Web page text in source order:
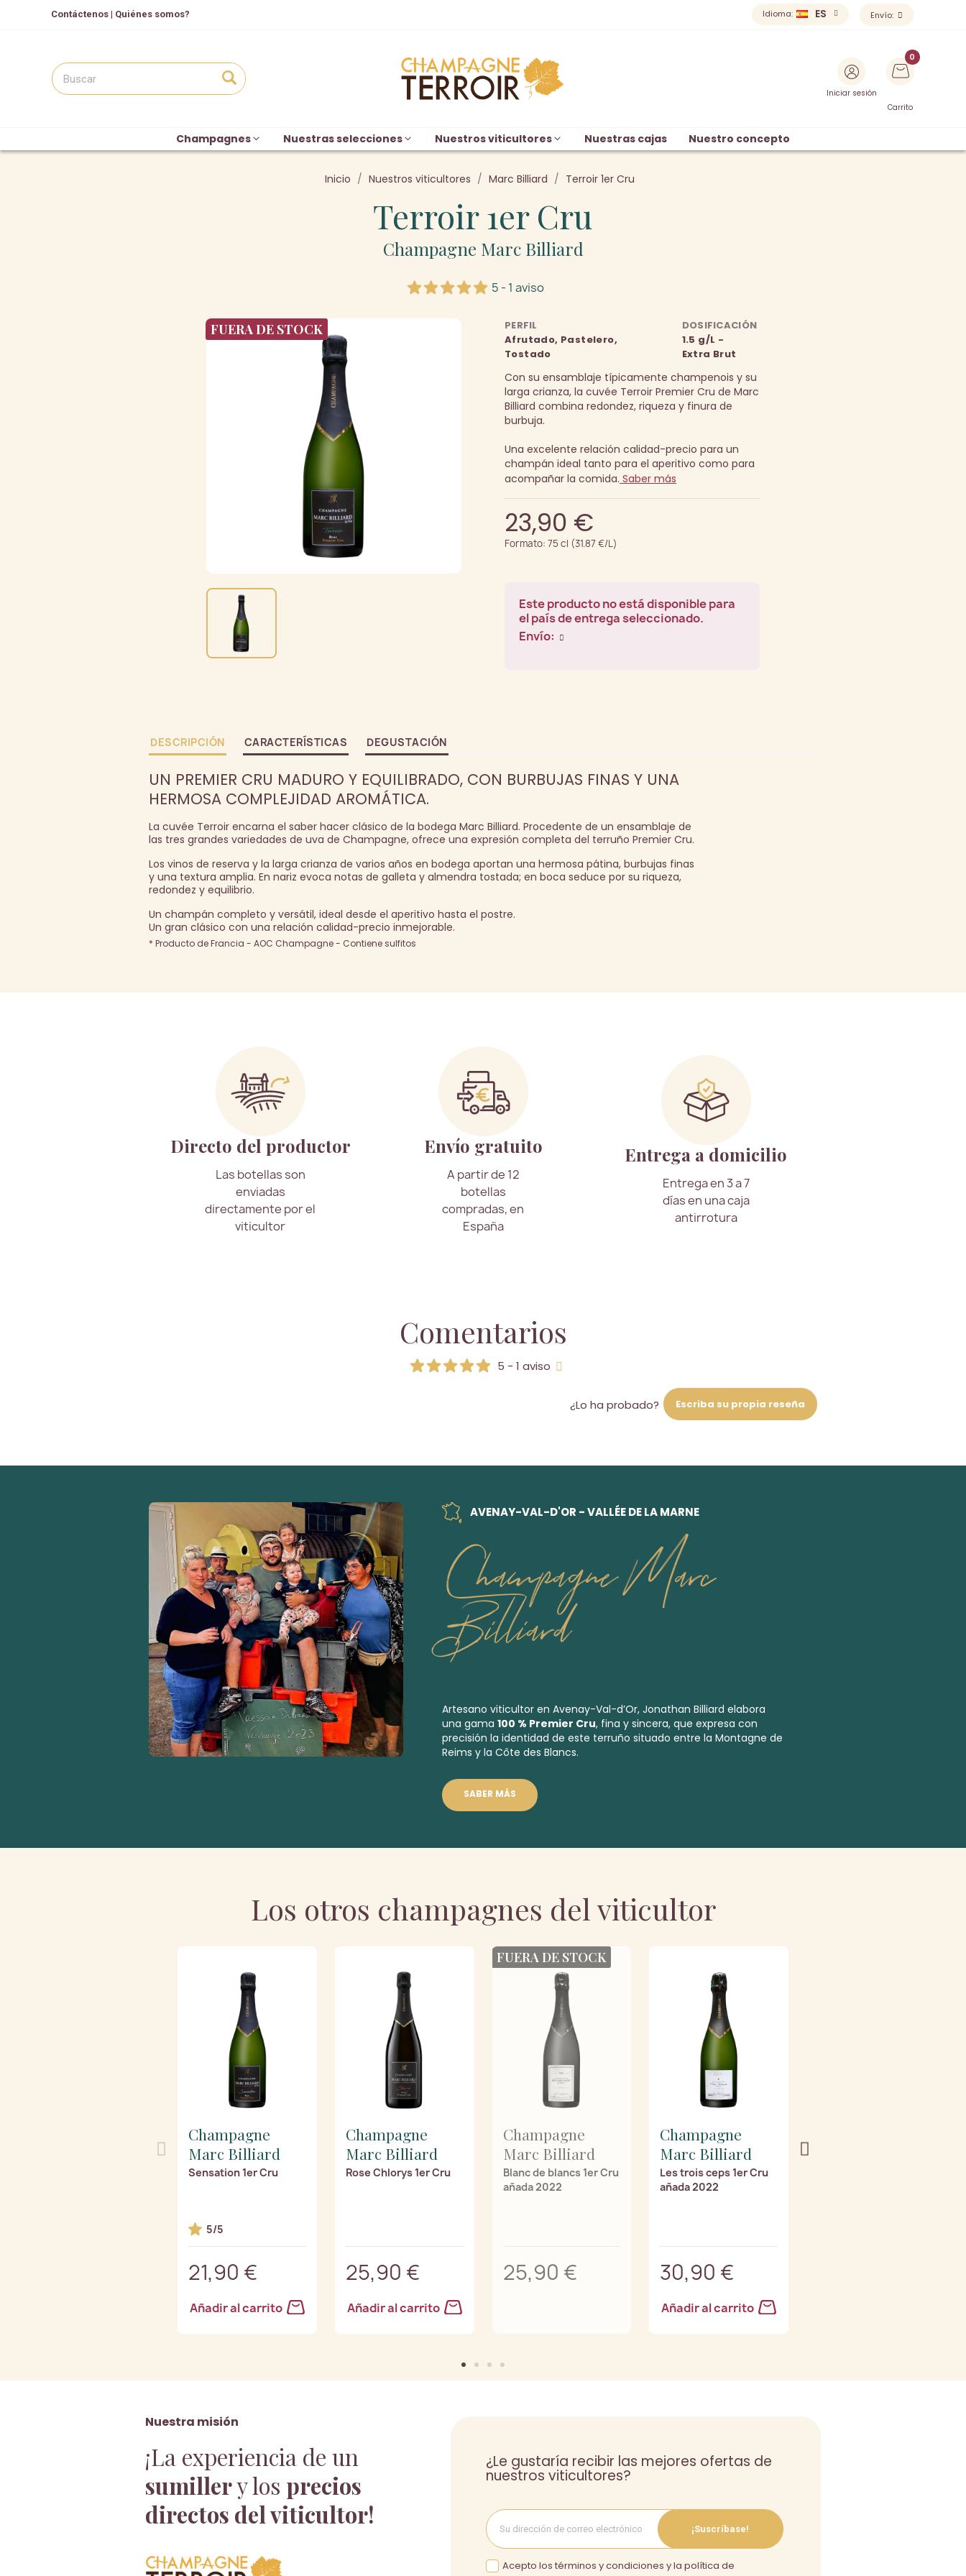
Contáctenos | Quiénes somos? Idioma: ES Envío:
Iniciar sesión
Carrito
Champagnes Nuestras selecciones Nuestros viticultores Nuestras cajas Nuestro concepto
Inicio Nuestros viticultores Marc Billiard Terroir 1er Cru
Terroir 1er Cru
Champagne Marc Billiard
5 - 1 aviso
FUERA DE STOCK
PERFIL
Afrutado, Pastelero,
Tostado
DOSIFICACIÓN
1.5 g/L -
Extra Brut
Con su ensamblaje típicamente champenois y su
larga crianza, la cuvée Terroir Premier Cru de Marc
Billiard combina redondez, riqueza y finura de
burbuja.
Una excelente relación calidad-precio para un
champán ideal tanto para el aperitivo como para
acompañar la comida. Saber más
23,90 €
Formato: 75 cl (31.87 €/L)
Este producto no está disponible para
el país de entrega seleccionado.
Envío:
DESCRIPCIÓN CARACTERÍSTICAS DEGUSTACIÓN
UN PREMIER CRU MADURO Y EQUILIBRADO, CON BURBUJAS FINAS Y UNA
HERMOSA COMPLEJIDAD AROMÁTICA.
La cuvée Terroir encarna el saber hacer clásico de la bodega Marc Billiard. Procedente de un ensamblaje de
las tres grandes variedades de uva de Champagne, ofrece una expresión completa del terruño Premier Cru.
Los vinos de reserva y la larga crianza de varios años en bodega aportan una hermosa pátina, burbujas finas
y una textura amplia. En nariz evoca notas de galleta y almendra tostada; en boca seduce por su riqueza,
redondez y equilibrio.
Un champán completo y versátil, ideal desde el aperitivo hasta el postre.
Un gran clásico con una relación calidad-precio inmejorable.
* Producto de Francia - AOC Champagne - Contiene sulfitos
Directo del productor
Las botellas son
enviadas
directamente por el
viticultor
Envío gratuito
A partir de 12
botellas
compradas, en
España
Entrega a domicilio
Entrega en 3 a 7
días en una caja
antirrotura
Comentarios
5 - 1 aviso
¿Lo ha probado? Escriba su propia reseña
AVENAY-VAL-D'OR - VALLÉE DE LA MARNE
Champagne Marc
Billiard
Artesano viticultor en Avenay-Val-d’Or, Jonathan Billiard elabora
una gama 100 % Premier Cru, fina y sincera, que expresa con
precisión la identidad de este terruño situado entre la Montagne de
Reims y la Côte des Blancs.
SABER MÁS
Los otros champagnes del viticultor
Champagne
Marc Billiard
Sensation 1er Cru
5/5
21,90 €
Añadir al carrito
Champagne
Marc Billiard
Rose Chlorys 1er Cru
25,90 €
Añadir al carrito
Champagne
Marc Billiard
Blanc de blancs 1er Cru
añada 2022
25,90 €
FUERA DE STOCK
Champagne
Marc Billiard
Les trois ceps 1er Cru
añada 2022
30,90 €
Añadir al carrito
Nuestra misión
¡La experiencia de un
sumillery los precios
directos del viticultor!
¿Le gustaría recibir las mejores ofertas de
nuestros viticultores?
¡Suscríbase!
Acepto los términos y condiciones y la política de